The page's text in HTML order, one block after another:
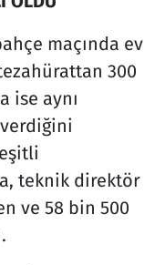
maçında ev
300
ise aynı
teknik direktör
ve 58 bin 500